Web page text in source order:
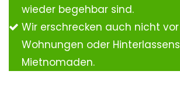
wieder begehbar sind.
Wir erschrecken auch nicht
Wohnungen oder
Mietnomaden.